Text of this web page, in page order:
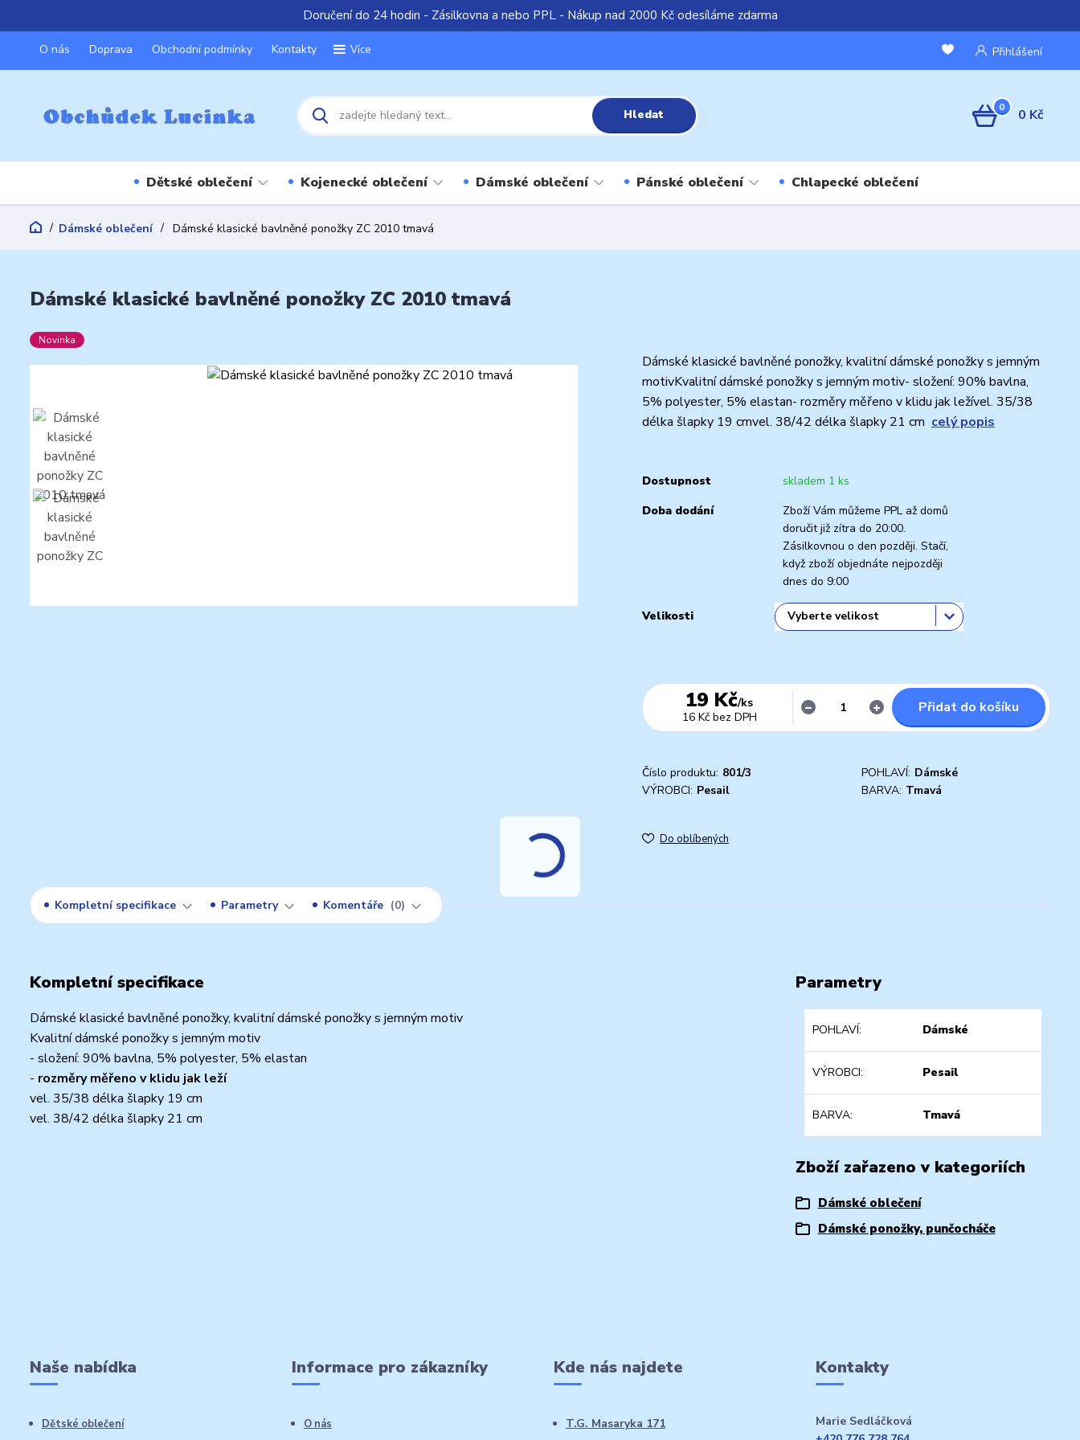
Doručení do 24 hodin - Zásilkovna a nebo PPL - Nákup nad 2000 Kč odesíláme zdarma
O nás Doprava Obchodní podmínky Kontakty Více Přihlášení
Hledat 0 0 Kč
Dětské oblečení Kojenecké oblečení Dámské oblečení Pánské oblečení Chlapecké oblečení
Dámské oblečení Dámské klasické bavlněné ponožky ZC 2010 tmavá
Dámské klasické bavlněné ponožky ZC 2010 tmavá
Novinka
Dámské klasické bavlněné ponožky, kvalitní dámské ponožky s jemným
motivKvalitní dámské ponožky s jemným motiv- složení: 90% bavlna,
5% polyester, 5% elastan- rozměry měřeno v klidu jak ležível. 35/38
délka šlapky 19 cmvel. 38/42 délka šlapky 21 cm celý popis
Dostupnost
skladem 1 ks
Doba dodání
Zboží Vám můžeme PPL až domů
doručit již zítra do 20:00.
Zásilkovnou o den později. Stačí,
když zboží objednáte nejpozději
dnes do 9:00
Velikosti
19 Kč/ks
16 Kč bez DPH
Přidat do košíku
Číslo produktu: 801/3 POHLAVÍ: Dámské
VÝROBCI: Pesail BARVA: Tmavá
Do oblíbených
Kompletní specifikace Parametry Komentáře 0
Kompletní specifikace
Dámské klasické bavlněné ponožky, kvalitní dámské ponožky s jemným motiv
Kvalitní dámské ponožky s jemným motiv
- složení: 90% bavlna, 5% polyester, 5% elastan
- rozměry měřeno v klidu jak leží
vel. 35/38 délka šlapky 19 cm
vel. 38/42 délka šlapky 21 cm
Parametry
POHLAVÍ Dámské
VÝROBCI Pesail
BARVA Tmavá
Zboží zařazeno v kategoriích
Dámské oblečení
Dámské ponožky, punčocháče
Naše nabídka
Dětské oblečení
Informace pro zákazníky
O nás
Kde nás najdete
T.G. Masaryka 171
Kontakty
Marie Sedláčková